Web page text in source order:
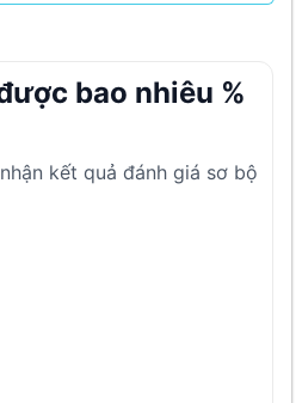
bao nhiêu %
kết quả đánh giá sơ bộ